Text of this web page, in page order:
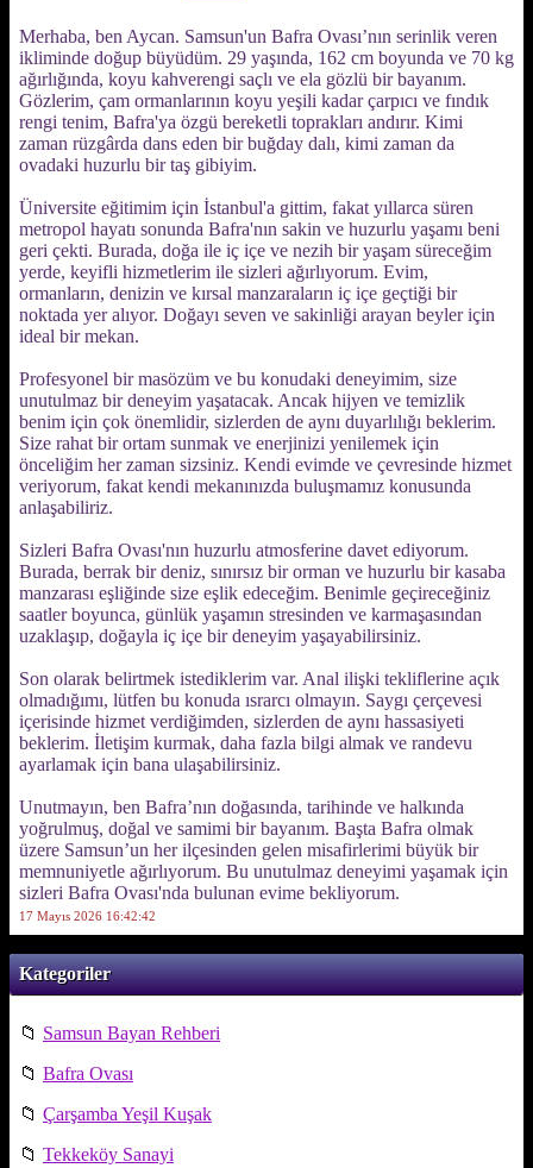
Kategoriler
📁 Samsun Bayan Rehberi
📁 Bafra Ovası
📁 Çarşamba Yeşil Kuşak
📁 Tekkeköy Sanayi
Merhaba, ben Aycan. Samsun'un Bafra Ovası’nın serinlik veren
ikliminde doğup büyüdüm. 29 yaşında, 162 cm boyunda ve 70 kg
ağırlığında, koyu kahverengi saçlı ve ela gözlü bir bayanım.
Gözlerim, çam ormanlarının koyu yeşili kadar çarpıcı ve fındık
rengi tenim, Bafra'ya özgü bereketli toprakları andırır. Kimi
zaman rüzgârda dans eden bir buğday dalı, kimi zaman da
ovadaki huzurlu bir taş gibiyim.
Üniversite eğitimim için İstanbul'a gittim, fakat yıllarca süren
metropol hayatı sonunda Bafra'nın sakin ve huzurlu yaşamı beni
geri çekti. Burada, doğa ile iç içe ve nezih bir yaşam süreceğim
yerde, keyifli hizmetlerim ile sizleri ağırlıyorum. Evim,
ormanların, denizin ve kırsal manzaraların iç içe geçtiği bir
noktada yer alıyor. Doğayı seven ve sakinliği arayan beyler için
ideal bir mekan.
Profesyonel bir masözüm ve bu konudaki deneyimim, size
unutulmaz bir deneyim yaşatacak. Ancak hijyen ve temizlik
benim için çok önemlidir, sizlerden de aynı duyarlılığı beklerim.
Size rahat bir ortam sunmak ve enerjinizi yenilemek için
önceliğim her zaman sizsiniz. Kendi evimde ve çevresinde hizmet
veriyorum, fakat kendi mekanınızda buluşmamız konusunda
anlaşabiliriz.
Sizleri Bafra Ovası'nın huzurlu atmosferine davet ediyorum.
Burada, berrak bir deniz, sınırsız bir orman ve huzurlu bir kasaba
manzarası eşliğinde size eşlik edeceğim. Benimle geçireceğiniz
saatler boyunca, günlük yaşamın stresinden ve karmaşasından
uzaklaşıp, doğayla iç içe bir deneyim yaşayabilirsiniz.
Son olarak belirtmek istediklerim var. Anal ilişki tekliflerine açık
olmadığımı, lütfen bu konuda ısrarcı olmayın. Saygı çerçevesi
içerisinde hizmet verdiğimden, sizlerden de aynı hassasiyeti
beklerim. İletişim kurmak, daha fazla bilgi almak ve randevu
ayarlamak için bana ulaşabilirsiniz.
Unutmayın, ben Bafra’nın doğasında, tarihinde ve halkında
yoğrulmuş, doğal ve samimi bir bayanım. Başta Bafra olmak
üzere Samsun’un her ilçesinden gelen misafirlerimi büyük bir
memnuniyetle ağırlıyorum. Bu unutulmaz deneyimi yaşamak için
sizleri Bafra Ovası'nda bulunan evime bekliyorum.
17 Mayıs 2026 16:42:42